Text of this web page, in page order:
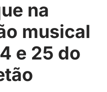
na
musical
e 25 do